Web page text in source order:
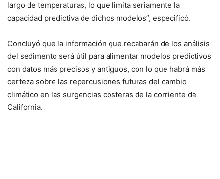
largo de temperaturas, lo que limita seriamente la
capacidad predictiva de dichos modelos”, especificó.
Concluyó que la información que recabarán de los análisis
del sedimento será útil para alimentar modelos predictivos
con datos más precisos y antiguos, con lo que habrá más
certeza sobre las repercusiones futuras del cambio
climático en las surgencias costeras de la corriente de
California.